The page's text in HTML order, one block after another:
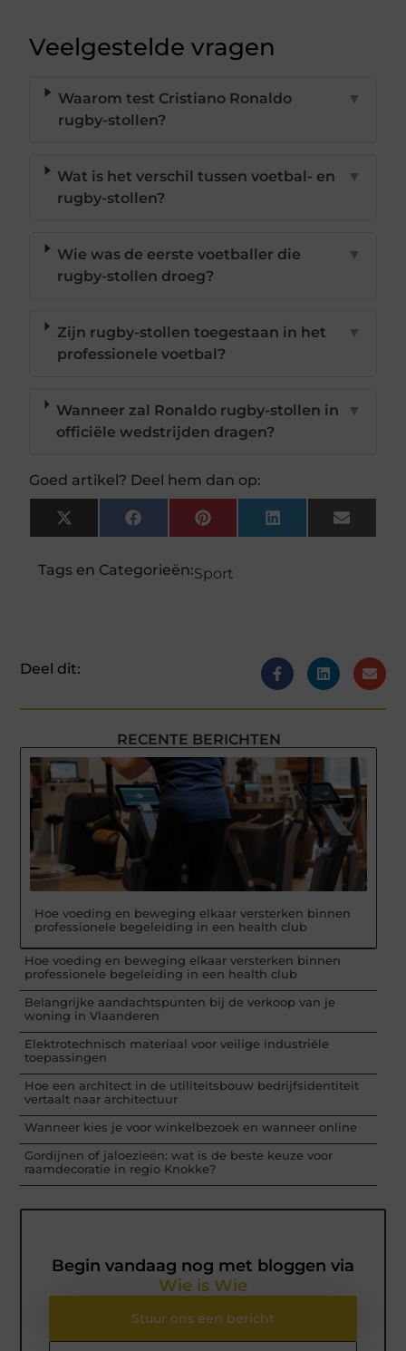
Veelgestelde vragen
Waarom test Cristiano Ronaldo
rugby-stollen?
▼
Wat is het verschil tussen voetbal- en
rugby-stollen?
▼
Wie was de eerste voetballer die
rugby-stollen droeg?
▼
Zijn rugby-stollen toegestaan in het
professionele voetbal?
▼
Wanneer zal Ronaldo rugby-stollen in
officiële wedstrijden dragen?
▼
Goed artikel? Deel hem dan op:
X
(Twitter)
FacebookPinterestLinkedInEmail
Tags en Categorieën:Sport
Deel dit:
RECENTE BERICHTEN
Hoe voeding en beweging elkaar versterken binnen
professionele begeleiding in een health club
Hoe voeding en beweging elkaar versterken binnen
professionele begeleiding in een health club
Belangrijke aandachtspunten bij de verkoop van je
woning in Vlaanderen
Elektrotechnisch materiaal voor veilige industriële
toepassingen
Hoe een architect in de utiliteitsbouw bedrijfsidentiteit
vertaalt naar architectuur
Wanneer kies je voor winkelbezoek en wanneer online
Gordijnen of jaloezieën: wat is de beste keuze voor
raamdecoratie in regio Knokke?
Begin vandaag nog met bloggen via
Wie is Wie
Stuur ons een bericht